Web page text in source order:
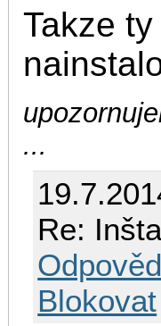
Takze
...
Re:
Blokovat